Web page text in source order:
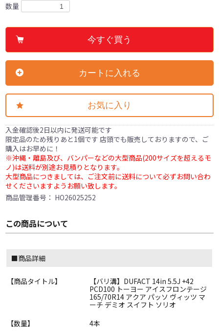
数量
今すぐ買う
カートに入れる
お気に入り
入金確認後2日以内に発送可能です
限定品のため残りあと1個です 店頭でも販売しておりますので、ご
購入はお早めに！
※沖縄・離島及び、バンパーなどの大型商品(200サイズを超えるモ
ノ)は送料が別途お見積りとなります。
大型商品につきましては、ご注文前に送料について必ずお問い合わ
せくださいますようお願い致します。
商品管理番号： HO26025252
この商品について
■商品詳細
【商品タイトル】
【バリ溝】DUFACT 14in 5.5J +42
PCD100 トーヨー アイスフロンテージ
165/70R14 アクア パッソ ヴィッツ マ
ーチ デミオ スイフト ソリオ
【数量】
4本